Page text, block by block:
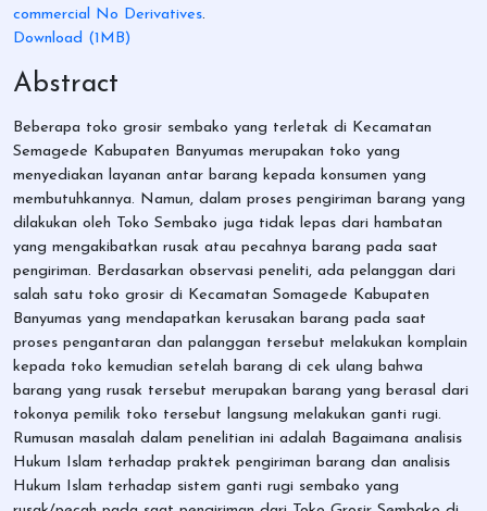
commercial No Derivatives.
Download (1MB)
Abstract
Beberapa toko grosir sembako yang terletak di Kecamatan
Semagede Kabupaten Banyumas merupakan toko yang
menyediakan layanan antar barang kepada konsumen yang
membutuhkannya. Namun, dalam proses pengiriman barang yang
dilakukan oleh Toko Sembako juga tidak lepas dari hambatan
yang mengakibatkan rusak atau pecahnya barang pada saat
pengiriman. Berdasarkan observasi peneliti, ada pelanggan dari
salah satu toko grosir di Kecamatan Somagede Kabupaten
Banyumas yang mendapatkan kerusakan barang pada saat
proses pengantaran dan palanggan tersebut melakukan komplain
kepada toko kemudian setelah barang di cek ulang bahwa
barang yang rusak tersebut merupakan barang yang berasal dari
tokonya pemilik toko tersebut langsung melakukan ganti rugi.
Rumusan masalah dalam penelitian ini adalah Bagaimana analisis
Hukum Islam terhadap praktek pengiriman barang dan analisis
Hukum Islam terhadap sistem ganti rugi sembako yang